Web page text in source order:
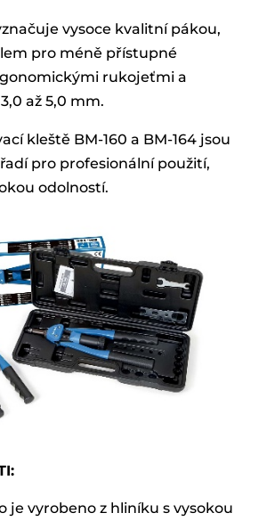
vysoce kvalitní pákou,
pro méně přístupné
rukojeťmi a
až 5,0 mm.
kleště BM-160 a BM-164 jsou
pro profesionální použití,
odolností.
je vyrobeno z hliníku s vysokou